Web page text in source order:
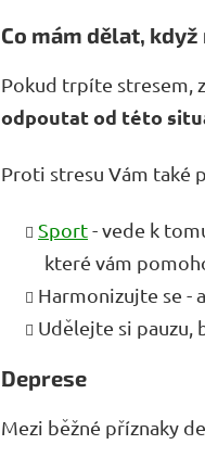
Co mám dělat,
Pokud trpíte stresem,
odpoutat od této
Proti stresu Vám také
Sport- vede k
které vám
Harmonizujte se -
Udělejte si pauzu,
Deprese
Mezi běžné příznaky